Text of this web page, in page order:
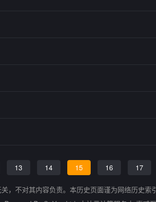
13 14 15 16 17
，不对其内容负责。本历史页面谨为网络历史索